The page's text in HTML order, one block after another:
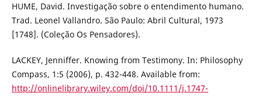
HUME, David. Investigação sobre o entendimento humano.
Trad. Leonel Vallandro. São Paulo: Abril Cultural, 1973
[1748]. (Coleção Os Pensadores).
LACKEY, Jenniffer. Knowing from Testimony. In: Philosophy
Compass, 1:5 (2006), p. 432-448. Available from:
http://onlinelibrary.wiley.com/doi/10.1111/j.1747-